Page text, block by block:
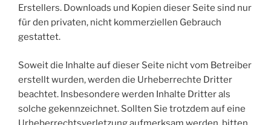
Erstellers. Downloads und Kopien dieser Seite sind nur
für den privaten, nicht kommerziellen Gebrauch
gestattet.
Soweit die Inhalte auf dieser Seite nicht vom Betreiber
erstellt wurden, werden die Urheberrechte Dritter
beachtet. Insbesondere werden Inhalte Dritter als
solche gekennzeichnet. Sollten Sie trotzdem auf eine